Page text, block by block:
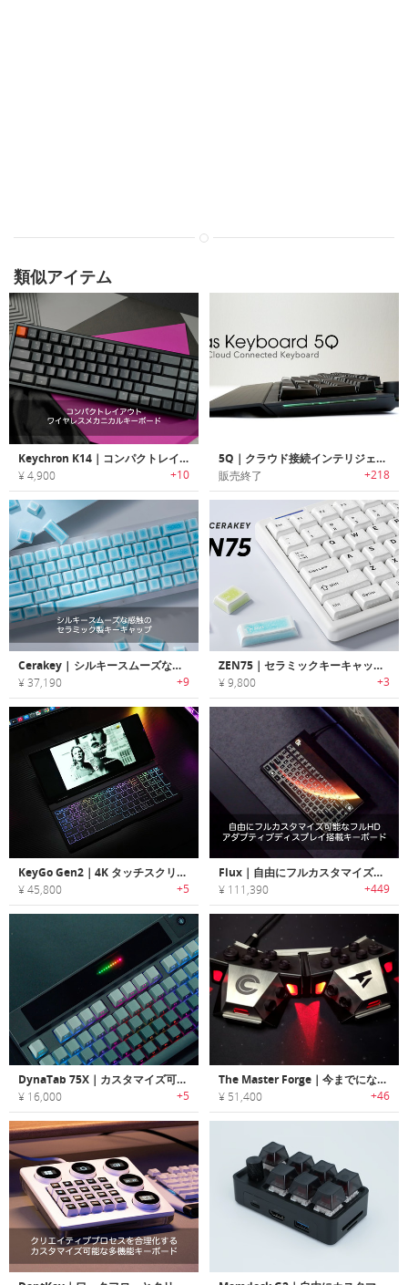
類似アイテム
Keychron K14｜コンパクトレイアウトワイヤレスメカニカルキーボード「キークロンK14」
¥ 4,900 +10
5Q｜クラウド接続インテリジェントスマートキーボード「ファイブキュー」
販売終了 +218
Cerakey | シルキースムーズな感触のセラミック製キーキャップ「セラキー」
¥ 37,190 +9
ZEN75｜セラミックキーキャップのロープロファイルキーボード
¥ 9,800 +3
KeyGo Gen2｜4K タッチスクリーン搭載の超薄折りたたみキーボード
¥ 45,800 +5
Flux｜自由にフルカスタマイズ可能なフルHDアダプティブディスプレイ搭載キーボード
¥ 111,390 +449
DynaTab 75X｜カスタマイズ可能なスクリーン付きのメカニカルキーボード
¥ 16,000 +5
The Master Forge｜今までにないカスタマイズ可能な3D入力キーボード
¥ 51,400 +46